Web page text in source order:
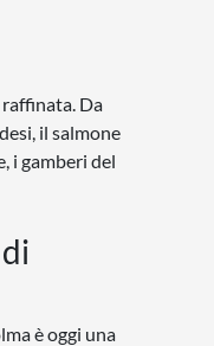
raffinata. Da
il salmone
i gamberi del
è oggi una